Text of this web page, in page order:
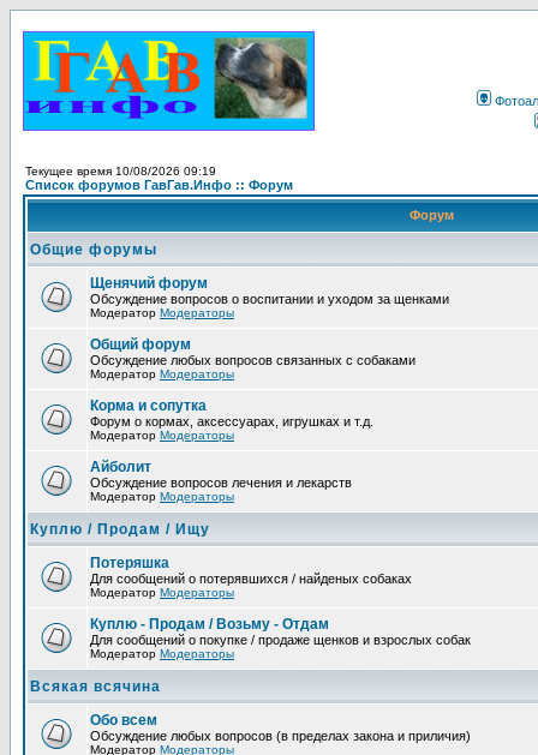
Текущее время 10/08/2026 09:19
Список форумов ГавГав.Инфо :: Форум
Форум
Общие форумы
Щенячий форум
Обсуждение вопросов о воспитании и уходом за щенками
Модератор Модераторы
Общий форум
Обсуждение любых вопросов связанных с собаками
Модератор Модераторы
Корма и сопутка
Форум о кормах, аксессуарах, игрушках и т.д.
Модератор Модераторы
Айболит
Обсуждение вопросов лечения и лекарств
Модератор Модераторы
Куплю / Продам / Ищу
Потеряшка
Для сообщений о потерявшихся / найденых собаках
Модератор Модераторы
Куплю - Продам / Возьму - Отдам
Для сообщений о покупке / продаже щенков и взрослых собак
Модератор Модераторы
Всякая всячина
Обо всем
Обсуждение любых вопросов (в пределах закона и приличия)
Модератор Модераторы